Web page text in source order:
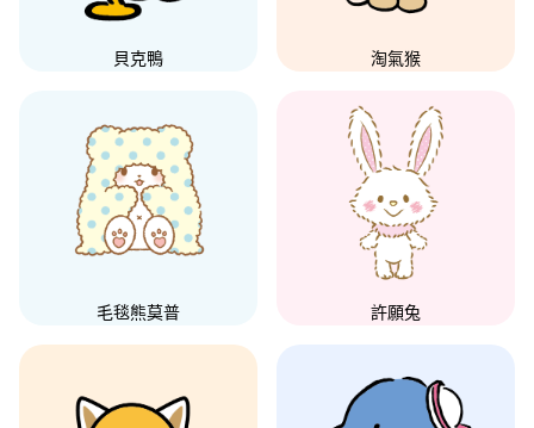
貝克鴨 淘氣猴
毛毯熊莫普 許願兔